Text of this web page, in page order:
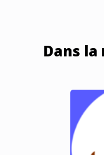
Dans